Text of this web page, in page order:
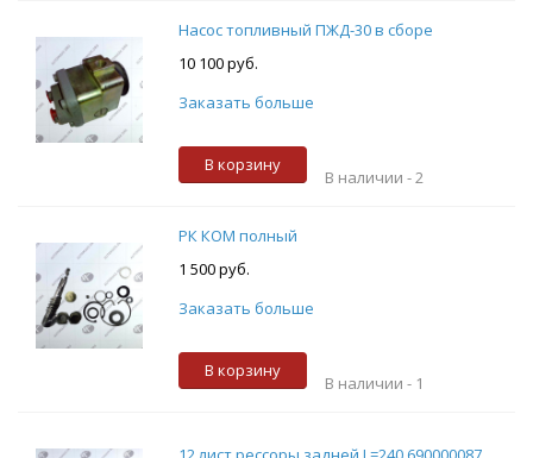
Насос топливный ПЖД-30 в сборе
10 100 руб.
Заказать больше
В корзину
В наличии -2
РК КОМ полный
1 500 руб.
Заказать больше
В корзину
В наличии - 1